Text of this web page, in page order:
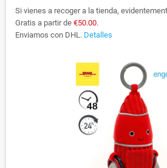
Si vienes a recoger a la tienda,
Gratis a partir de €50.00.
Enviamos con DHL. Detalles